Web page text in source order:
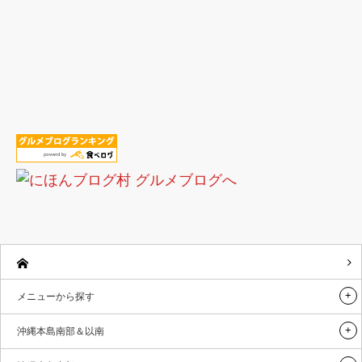
メニューから探す
沖縄本島南部＆以南